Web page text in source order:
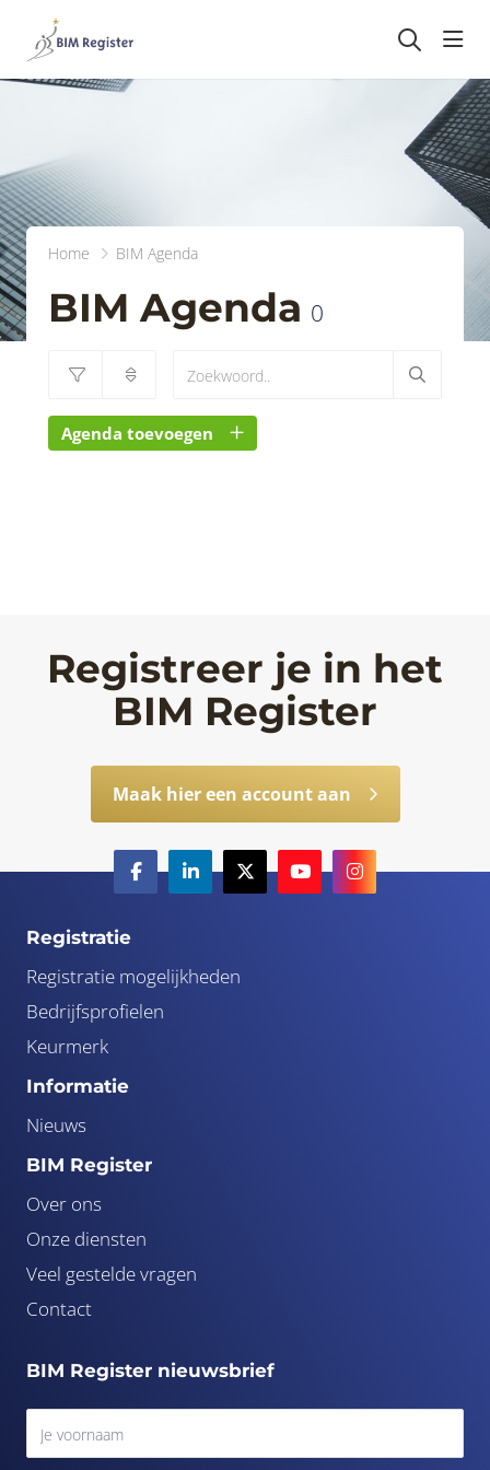
Home BIM Agenda
BIM Agenda 0
Agenda toevoegen
Registreer je in het
BIM Register
Maak hier een account aan
Registratie
Registratie mogelijkheden
Bedrijfsprofielen
Keurmerk
Informatie
Nieuws
BIM Register
Over ons
Onze diensten
Veel gestelde vragen
Contact
BIM Register nieuwsbrief